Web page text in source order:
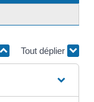
Tout déplier